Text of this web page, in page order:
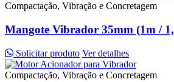
Compactação, Vibração e Concretagem
Mangote Vibrador 35mm (1m /
Solicitar produto Ver detalhes
Compactação, Vibração e Concretagem